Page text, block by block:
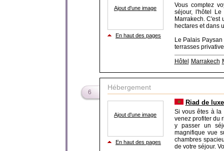
Ajout d'une image
En haut des pages
Vous comptez
séjour, l'hôtel
Marrakech. C'est
hectares et dans
Le Palais
terrasses
Hôtel Marrakech
6
Hébergement
Ajout d'une image
En haut des pages
Riad de
Si vous êtes à la
venez profiter du
y passer un
magnifique vue
chambres
de votre séjour.